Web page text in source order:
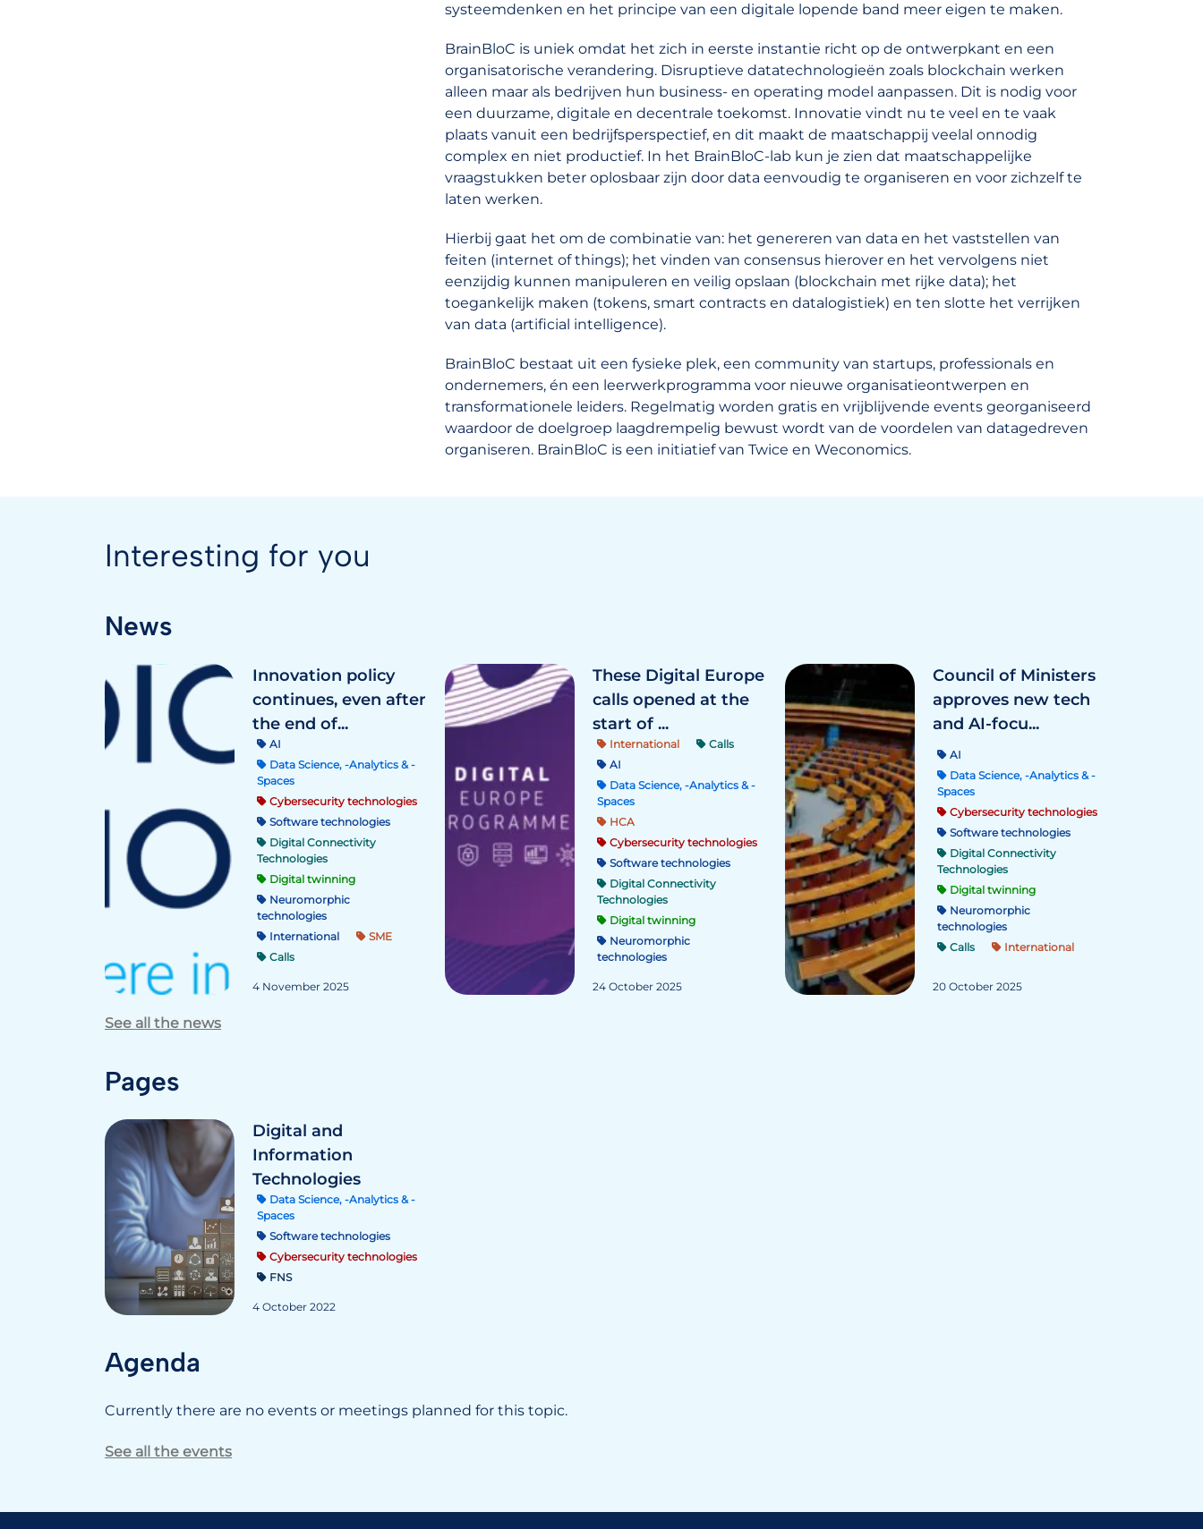
systeemdenken en het principe van een digitale lopende band meer eigen te maken.
BrainBloC is uniek omdat het zich in eerste instantie richt op de ontwerpkant en een
organisatorische verandering. Disruptieve datatechnologieën zoals blockchain werken
alleen maar als bedrijven hun business- en operating model aanpassen. Dit is nodig voor
een duurzame, digitale en decentrale toekomst. Innovatie vindt nu te veel en te vaak
plaats vanuit een bedrijfsperspectief, en dit maakt de maatschappij veelal onnodig
complex en niet productief. In het BrainBloC-lab kun je zien dat maatschappelijke
vraagstukken beter oplosbaar zijn door data eenvoudig te organiseren en voor zichzelf te
laten werken.
Hierbij gaat het om de combinatie van: het genereren van data en het vaststellen van
feiten (internet of things); het vinden van consensus hierover en het vervolgens niet
eenzijdig kunnen manipuleren en veilig opslaan (blockchain met rijke data); het
toegankelijk maken (tokens, smart contracts en datalogistiek) en ten slotte het verrijken
van data (artificial intelligence).
BrainBloC bestaat uit een fysieke plek, een community van startups, professionals en
ondernemers, én een leerwerkprogramma voor nieuwe organisatieontwerpen en
transformationele leiders. Regelmatig worden gratis en vrijblijvende events georganiseerd
waardoor de doelgroep laagdrempelig bewust wordt van de voordelen van datagedreven
organiseren. BrainBloC is een initiatief van Twice en Weconomics.
Interesting for you
News
Innovation policy
continues, even after
the end of...
AI
Data Science, -Analytics & -
Spaces
Cybersecurity technologies
Software technologies
Digital Connectivity
Technologies
Digital twinning
Neuromorphic
technologies
International
SME
Calls
4 November 2025
These Digital Europe
calls opened at the
start of ...
International
Calls
AI
Data Science, -Analytics & -
Spaces
HCA
Cybersecurity technologies
Software technologies
Digital Connectivity
Technologies
Digital twinning
Neuromorphic
technologies
24 October 2025
Council of Ministers
approves new tech
and AI-focu...
AI
Data Science, -Analytics & -
Spaces
Cybersecurity technologies
Software technologies
Digital Connectivity
Technologies
Digital twinning
Neuromorphic
technologies
Calls
International
20 October 2025
See all the news
Pages
Digital and
Information
Technologies
Data Science, -Analytics & -
Spaces
Software technologies
Cybersecurity technologies
FNS
4 October 2022
Agenda
Currently there are no events or meetings planned for this topic.
See all the events